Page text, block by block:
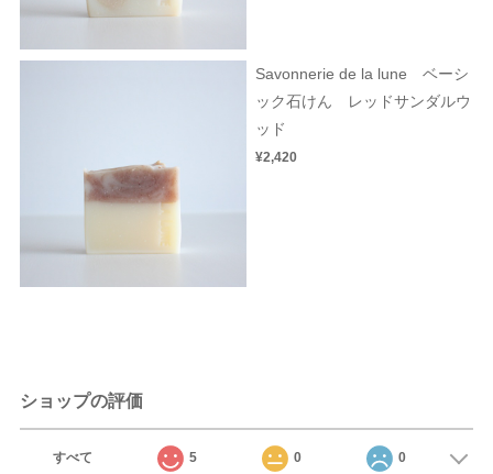
Savonnerie de la lune ベーシ
ック石けん レッドサンダルウ
ッド
¥2,420
ショップの評価
すべて 5 0 0